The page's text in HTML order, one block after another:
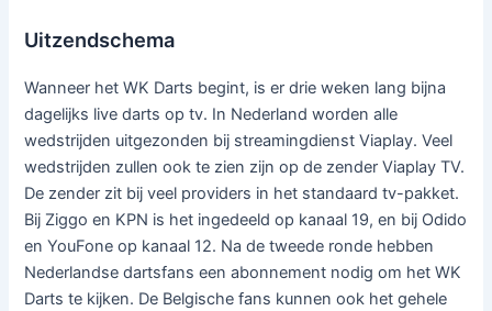
Uitzendschema
Wanneer het WK Darts begint, is er drie weken lang bijna
dagelijks live darts op tv. In Nederland worden alle
wedstrijden uitgezonden bij streamingdienst Viaplay. Veel
wedstrijden zullen ook te zien zijn op de zender Viaplay TV.
De zender zit bij veel providers in het standaard tv-pakket.
Bij Ziggo en KPN is het ingedeeld op kanaal 19, en bij Odido
en YouFone op kanaal 12. Na de tweede ronde hebben
Nederlandse dartsfans een abonnement nodig om het WK
Darts te kijken. De Belgische fans kunnen ook het gehele